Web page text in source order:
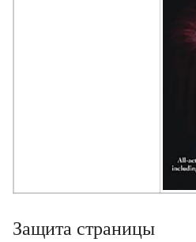
Защита страницы